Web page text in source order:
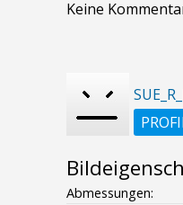
Keine
Abmessungen: